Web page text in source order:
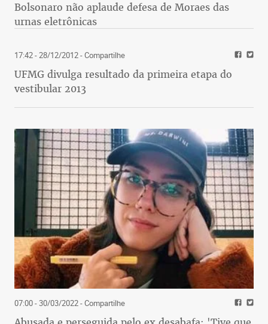
Bolsonaro não aplaude defesa de Moraes das
urnas eletrônicas
17:42 - 28/12/2012- Compartilhe
UFMG divulga resultado da primeira etapa do
vestibular 2013
07:00 - 30/03/2022- Compartilhe